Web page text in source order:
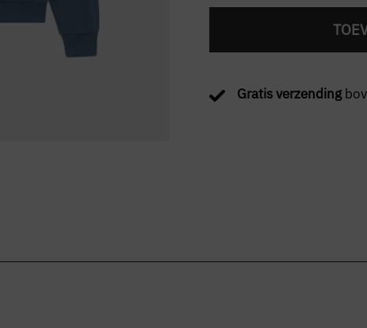
Gratis verzending